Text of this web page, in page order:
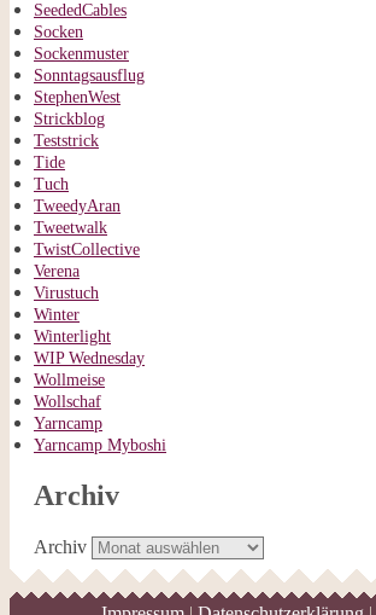
SeededCables
Socken
Sockenmuster
Sonntagsausflug
StephenWest
Strickblog
Teststrick
Tide
Tuch
TweedyAran
Tweetwalk
TwistCollective
Verena
Virustuch
Winter
Winterlight
WIP Wednesday
Wollmeise
Wollschaf
Yarncamp
Yarncamp Myboshi
Archiv
Archiv